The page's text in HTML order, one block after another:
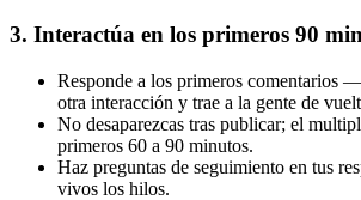
3. Interactúa en los primeros 90
Responde a los primeros comentarios —
otra interacción y trae a la gente de
No desaparezcas tras publicar; el
primeros 60 a 90 minutos.
Haz preguntas de seguimiento en tus
vivos los hilos.